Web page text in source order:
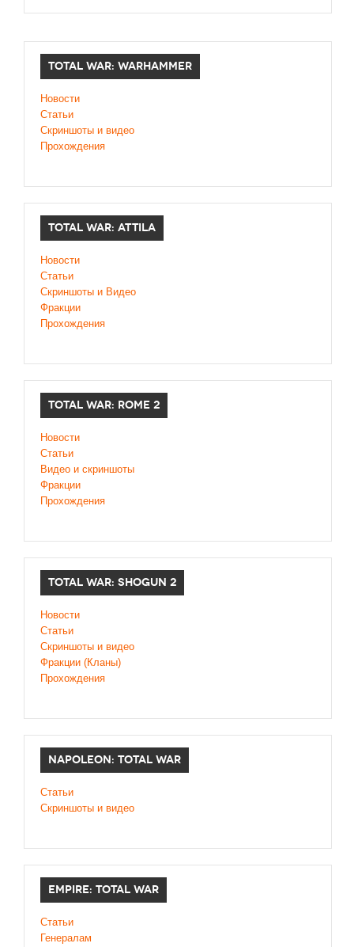
TOTAL WAR: WARHAMMER
Новости
Статьи
Скриншоты и видео
Прохождения
TOTAL WAR: ATTILA
Новости
Статьи
Скриншоты и Видео
Фракции
Прохождения
TOTAL WAR: ROME 2
Новости
Статьи
Видео и скриншоты
Фракции
Прохождения
TOTAL WAR: SHOGUN 2
Новости
Статьи
Cкриншоты и видео
Фракции (Кланы)
Прохождения
NAPOLEON: TOTAL WAR
Статьи
Скриншоты и видео
EMPIRE: TOTAL WAR
Статьи
Генералам